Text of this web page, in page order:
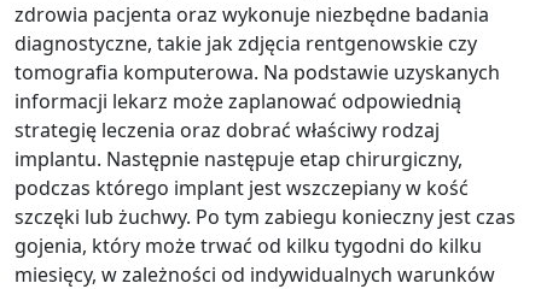
zdrowia pacjenta oraz wykonuje niezbędne badania
diagnostyczne, takie jak zdjęcia rentgenowskie czy
tomografia komputerowa. Na podstawie uzyskanych
informacji lekarz może zaplanować odpowiednią
strategię leczenia oraz dobrać właściwy rodzaj
implantu. Następnie następuje etap chirurgiczny,
podczas którego implant jest wszczepiany w kość
szczęki lub żuchwy. Po tym zabiegu konieczny jest czas
gojenia, który może trwać od kilku tygodni do kilku
miesięcy, w zależności od indywidualnych warunków